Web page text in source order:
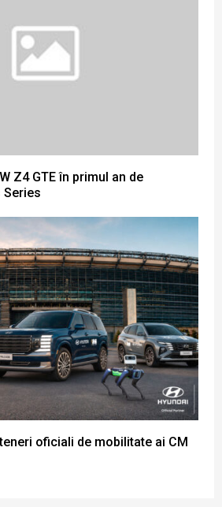
Z4 GTE în primul an de
Series
oficiali de mobilitate ai CM